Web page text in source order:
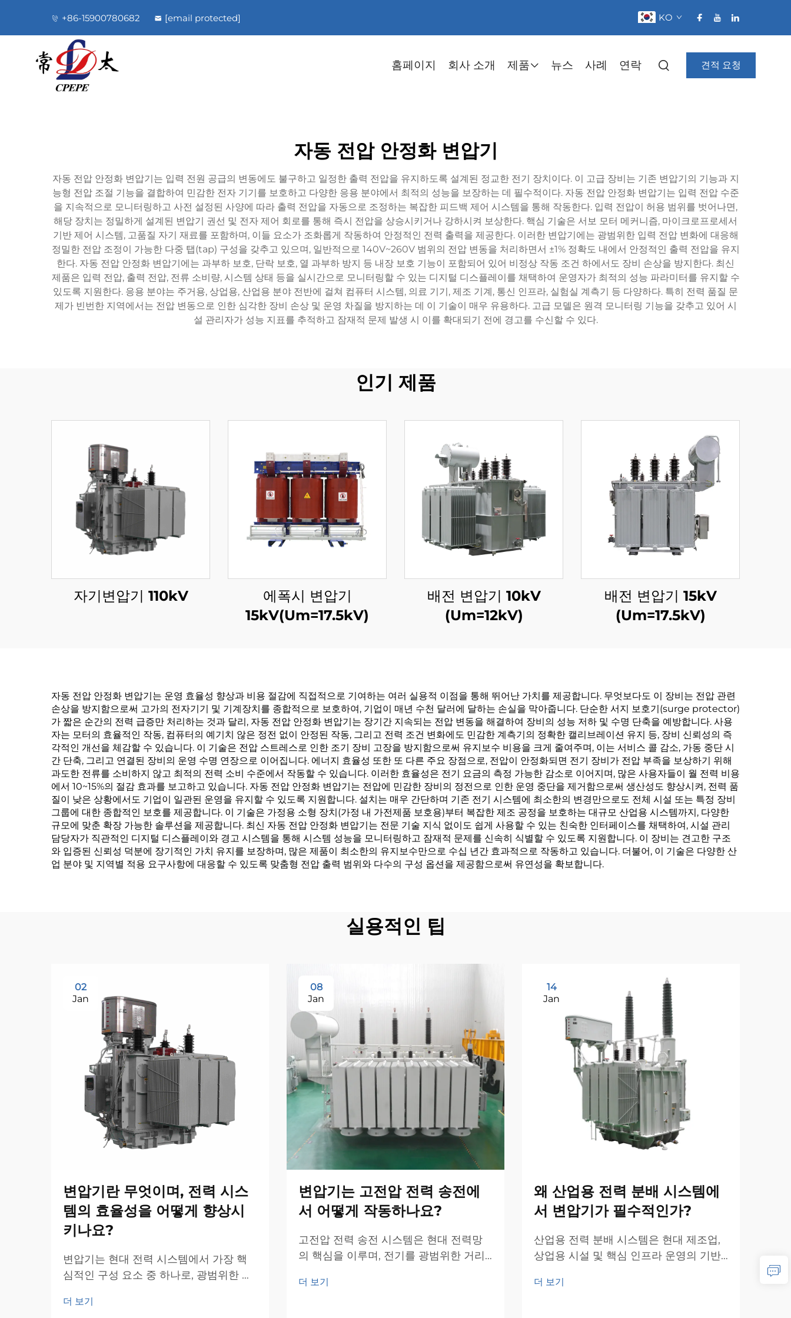
+86-15900780682 [email protected] KO
홈페이지 회사 소개 제품 뉴스 사례 연락 견적 요청
자동 전압 안정화 변압기
자동 전압 안정화 변압기는 입력 전원 공급의 변동에도 불구하고 일정한 출력 전압을 유지하도록 설계된 정교한 전기 장치이다. 이 고급 장비는 기존 변압기의 기능과 지
능형 전압 조절 기능을 결합하여 민감한 전자 기기를 보호하고 다양한 응용 분야에서 최적의 성능을 보장하는 데 필수적이다. 자동 전압 안정화 변압기는 입력 전압 수준
을 지속적으로 모니터링하고 사전 설정된 사양에 따라 출력 전압을 자동으로 조정하는 복잡한 피드백 제어 시스템을 통해 작동한다. 입력 전압이 허용 범위를 벗어나면,
해당 장치는 정밀하게 설계된 변압기 권선 및 전자 제어 회로를 통해 즉시 전압을 상승시키거나 강하시켜 보상한다. 핵심 기술은 서보 모터 메커니즘, 마이크로프로세서
기반 제어 시스템, 고품질 자기 재료를 포함하며, 이들 요소가 조화롭게 작동하여 안정적인 전력 출력을 제공한다. 이러한 변압기에는 광범위한 입력 전압 변화에 대응해
정밀한 전압 조정이 가능한 다중 탭(tap) 구성을 갖추고 있으며, 일반적으로 140V~260V 범위의 전압 변동을 처리하면서 ±1% 정확도 내에서 안정적인 출력 전압을 유지
한다. 자동 전압 안정화 변압기에는 과부하 보호, 단락 보호, 열 과부하 방지 등 내장 보호 기능이 포함되어 있어 비정상 작동 조건 하에서도 장비 손상을 방지한다. 최신
제품은 입력 전압, 출력 전압, 전류 소비량, 시스템 상태 등을 실시간으로 모니터링할 수 있는 디지털 디스플레이를 채택하여 운영자가 최적의 성능 파라미터를 유지할 수
있도록 지원한다. 응용 분야는 주거용, 상업용, 산업용 분야 전반에 걸쳐 컴퓨터 시스템, 의료 기기, 제조 기계, 통신 인프라, 실험실 계측기 등 다양하다. 특히 전력 품질 문
제가 빈번한 지역에서는 전압 변동으로 인한 심각한 장비 손상 및 운영 차질을 방지하는 데 이 기술이 매우 유용하다. 고급 모델은 원격 모니터링 기능을 갖추고 있어 시
설 관리자가 성능 지표를 추적하고 잠재적 문제 발생 시 이를 확대되기 전에 경고를 수신할 수 있다.
인기 제품
자기변압기 110kV
에폭시 변압기
15kV(Um=17.5kV)
배전 변압기 10kV
(Um=12kV)
배전 변압기 15kV
(Um=17.5kV)
자동 전압 안정화 변압기는 운영 효율성 향상과 비용 절감에 직접적으로 기여하는 여러 실용적 이점을 통해 뛰어난 가치를 제공합니다. 무엇보다도 이 장비는 전압 관련
손상을 방지함으로써 고가의 전자기기 및 기계장치를 종합적으로 보호하여, 기업이 매년 수천 달러에 달하는 손실을 막아줍니다. 단순한 서지 보호기(surge protector)
가 짧은 순간의 전력 급증만 처리하는 것과 달리, 자동 전압 안정화 변압기는 장기간 지속되는 전압 변동을 해결하여 장비의 성능 저하 및 수명 단축을 예방합니다. 사용
자는 모터의 효율적인 작동, 컴퓨터의 예기치 않은 정전 없이 안정된 작동, 그리고 전력 조건 변화에도 민감한 계측기의 정확한 캘리브레이션 유지 등, 장비 신뢰성의 즉
각적인 개선을 체감할 수 있습니다. 이 기술은 전압 스트레스로 인한 조기 장비 고장을 방지함으로써 유지보수 비용을 크게 줄여주며, 이는 서비스 콜 감소, 가동 중단 시
간 단축, 그리고 연결된 장비의 운영 수명 연장으로 이어집니다. 에너지 효율성 또한 또 다른 주요 장점으로, 전압이 안정화되면 전기 장비가 전압 부족을 보상하기 위해
과도한 전류를 소비하지 않고 최적의 전력 소비 수준에서 작동할 수 있습니다. 이러한 효율성은 전기 요금의 측정 가능한 감소로 이어지며, 많은 사용자들이 월 전력 비용
에서 10~15%의 절감 효과를 보고하고 있습니다. 자동 전압 안정화 변압기는 전압에 민감한 장비의 정전으로 인한 운영 중단을 제거함으로써 생산성도 향상시켜, 전력 품
질이 낮은 상황에서도 기업이 일관된 운영을 유지할 수 있도록 지원합니다. 설치는 매우 간단하며 기존 전기 시스템에 최소한의 변경만으로도 전체 시설 또는 특정 장비
그룹에 대한 종합적인 보호를 제공합니다. 이 기술은 가정용 소형 장치(가정 내 가전제품 보호용)부터 복잡한 제조 공정을 보호하는 대규모 산업용 시스템까지, 다양한
규모에 맞춘 확장 가능한 솔루션을 제공합니다. 최신 자동 전압 안정화 변압기는 전문 기술 지식 없이도 쉽게 사용할 수 있는 친숙한 인터페이스를 채택하여, 시설 관리
담당자가 직관적인 디지털 디스플레이와 경고 시스템을 통해 시스템 성능을 모니터링하고 잠재적 문제를 신속히 식별할 수 있도록 지원합니다. 이 장비는 견고한 구조
와 입증된 신뢰성 덕분에 장기적인 가치 유지를 보장하며, 많은 제품이 최소한의 유지보수만으로 수십 년간 효과적으로 작동하고 있습니다. 더불어, 이 기술은 다양한 산
업 분야 및 지역별 적용 요구사항에 대응할 수 있도록 맞춤형 전압 출력 범위와 다수의 구성 옵션을 제공함으로써 유연성을 확보합니다.
실용적인 팁
02
Jan
변압기란 무엇이며, 전력 시스
템의 효율성을 어떻게 향상시
키나요?
변압기는 현대 전력 시스템에서 가장 핵
심적인 구성 요소 중 하나로, 광범위한 네
의 효율성을 담보하는 기반이 됩니다. 이
더 보기
08
Jan
변압기는 고전압 전력 송전에
서 어떻게 작동하나요?
고전압 전력 송전 시스템은 현대 전력망
의 핵심을 이루며, 전기를 광범위한 거리
이러한 복잡한 네트워크의 중심에는 전력
더 보기
14
Jan
왜 산업용 전력 분배 시스템에
서 변압기가 필수적인가?
산업용 전력 분배 시스템은 현대 제조업,
상업용 시설 및 핵심 인프라 운영의 기반
에는 안전하고 효율적이며 신뢰성 있는
더 보기
선